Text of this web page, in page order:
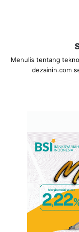
Menulis tentang
dezainin.com